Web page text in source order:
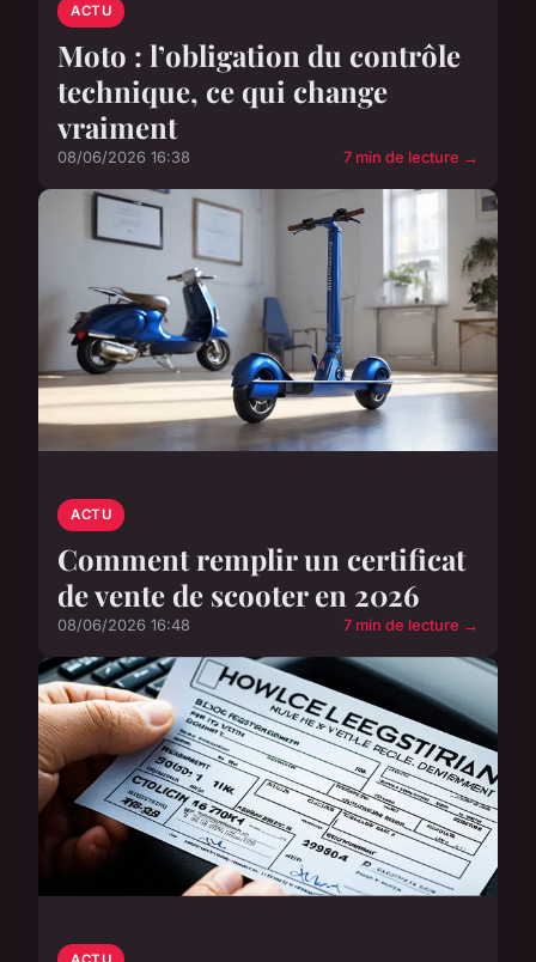
ACTU
Moto : l’obligation du contrôle
technique, ce qui change
vraiment
08/06/2026 16:38 7 min de lecture →
ACTU
Comment remplir un certificat
de vente de scooter en 2026
08/06/2026 16:48 7 min de lecture →